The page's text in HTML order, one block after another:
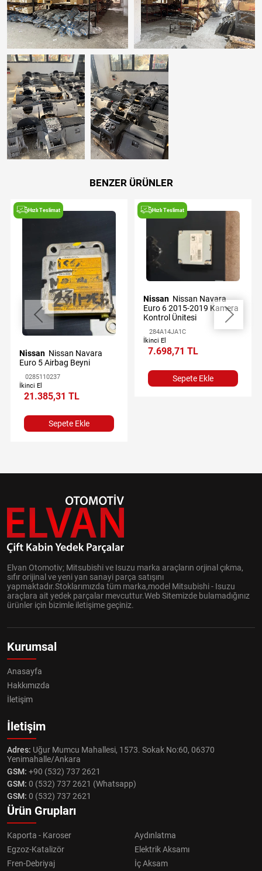
BENZER ÜRÜNLER
Hızlı Teslimat
Nissan
Euro 5 Airbag Beyni
0285110237
İkinci El
21.385,31 TL
Sepete Ekle
Hızlı Teslimat
Nissan
Euro 6 2015-2019 Kamera
Kontrol Ünitesi
284A14JA1C
İkinci El
7.698,71 TL
Sepete Ekle
Elvan Otomotiv; Mitsubishi ve Isuzu marka araçların orjinal çıkma,
sıfır orijinal ve yeni yan sanayi parça satışını
yapmaktadır.Stoklarımızda tüm marka,model Mitsubishi - Isuzu
araçlara ait yedek parçalar mevcuttur.Web Sitemizde bulamadığınız
ürünler için bizimle iletişime geçiniz.
Kurumsal
Anasayfa
Hakkımızda
İletişim
İletişim
Adres: Uğur Mumcu Mahallesi, 1573. Sokak No:60, 06370
Yenimahalle/Ankara
GSM: +90 (532) 737 2621
GSM: 0 (532) 737 2621 (Whatsapp)
GSM: 0 (532) 737 2621
Ürün Grupları
Kaporta - Karoser
Aydınlatma
Egzoz-Katalizör
Elektrik Aksamı
Fren-Debriyaj
İç Aksam